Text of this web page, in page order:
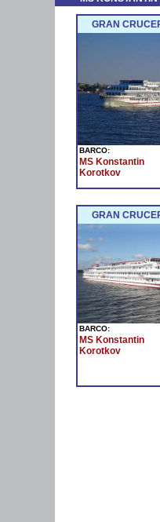
GRAN
BARCO:
MS Konstantin
Korotkov
GRAN
BARCO:
MS Konstantin
Korotkov